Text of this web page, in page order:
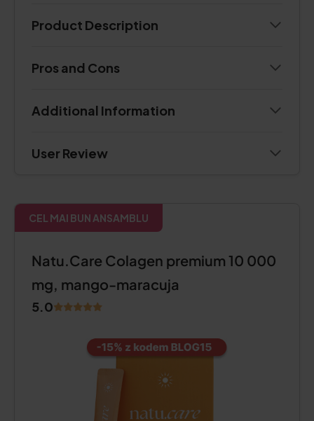
Product Description
Pros and Cons
Additional Information
User Review
CEL MAI BUN ANSAMBLU
Natu.Care Colagen premium 10 000
mg, mango-maracuja
5.0